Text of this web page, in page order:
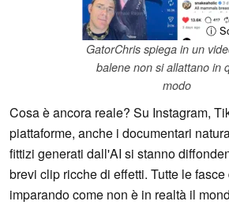
ⓘ
GatorChris spiega in un
balene non si allattano in
modo
Cosa è ancora reale? Su Instagram,
piattaforme, anche i documentari
fittizi generati dall'AI si stanno
brevi clip ricche di effetti. Tutte le
imparando come non è in realtà il